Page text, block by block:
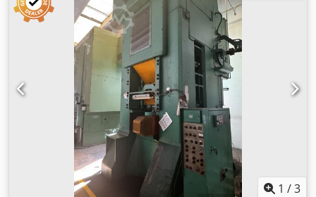
pomp. Gebruikt voor de productie van waterdichte deuren,
polystyreen op laminaat/composiet. Totale lengte:
Aanvoerrollen + pers + afvoerrollen: 11000 + 5500 + 5000 =
21500 cm Kan werkend worden bezichtigd Dkedpfx Anew
1 /3